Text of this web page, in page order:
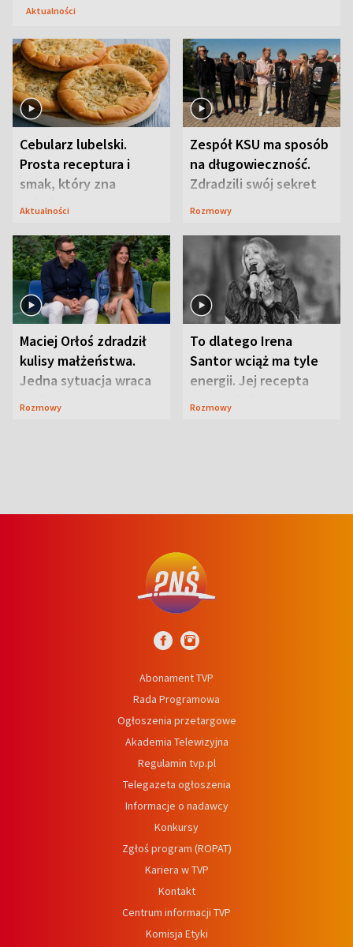
Aktualności
Cebularz lubelski.
Prosta receptura i
smak, który zna
Lubelszczyzna
Aktualności
Zespół KSU ma sposób
na długowieczność.
Zdradzili swój sekret
Rozmowy
Maciej Orłoś zdradził
kulisy małżeństwa.
Jedna sytuacja wraca
jak bumerang
Rozmowy
To dlatego Irena
Santor wciąż ma tyle
energii. Jej recepta
jest zaskakująco
Rozmowy
Abonament TVP
Rada Programowa
Ogłoszenia przetargowe
Akademia Telewizyjna
Regulamin tvp.pl
Telegazeta ogłoszenia
Informacje o nadawcy
Konkursy
Zgłoś program (ROPAT)
Kariera w TVP
Kontakt
Centrum informacji TVP
Komisja Etyki